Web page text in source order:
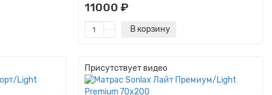
11000 ₽
В корзину
Присутствует видео